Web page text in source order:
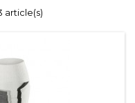
article(s)